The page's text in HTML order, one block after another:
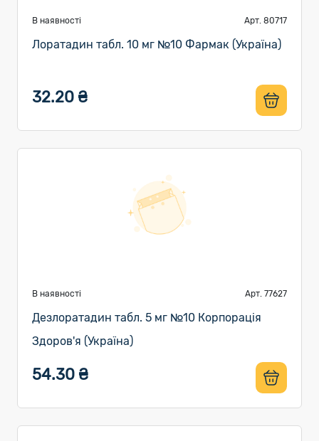
В наявності Арт. 80717
Лоратадин табл. 10 мг №10 Фармак (Україна)
32.20 ₴
В наявності Арт. 77627
Дезлоратадин табл. 5 мг №10 Корпорація
Здоров'я (Україна)
54.30 ₴